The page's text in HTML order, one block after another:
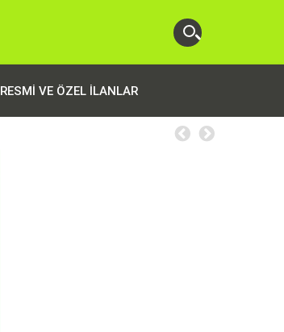
RESMI VE ÖZEL İLANLAR